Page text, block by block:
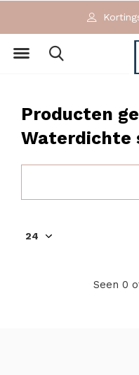
Producten
Waterdichte
Seen 0